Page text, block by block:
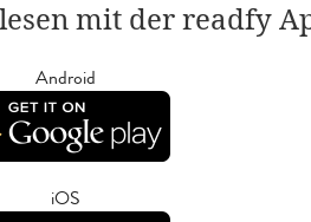
mit der readfy
Android
iOS